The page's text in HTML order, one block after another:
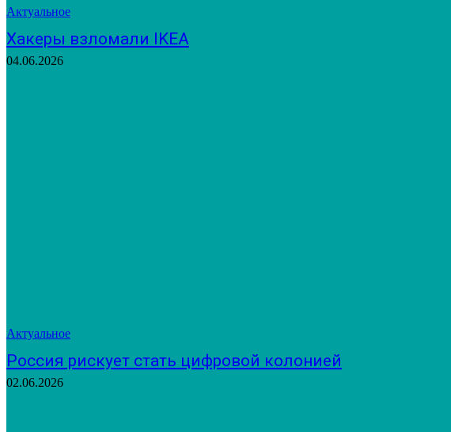
Актуальное
Хакеры взломали IKEA
04.06.2026
Актуальное
Россия рискует стать цифровой колонией
02.06.2026